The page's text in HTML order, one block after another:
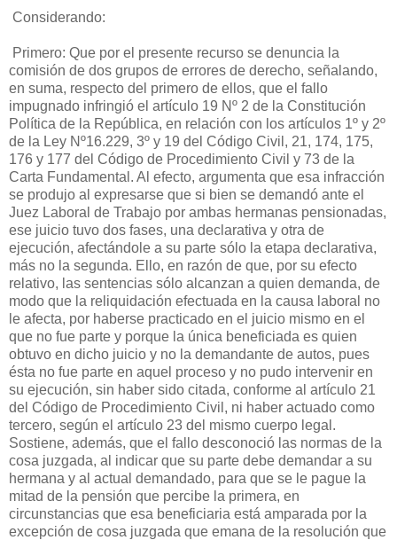
Considerando:
Primero: Que por el presente recurso se denuncia la
comisión de dos grupos de errores de derecho, señalando,
en suma, respecto del primero de ellos, que el fallo
impugnado infringió el artículo 19 Nº 2 de la Constitución
Política de la República, en relación con los artículos 1º y 2º
de la Ley Nº16.229, 3º y 19 del Código Civil, 21, 174, 175,
176 y 177 del Código de Procedimiento Civil y 73 de la
Carta Fundamental. Al efecto, argumenta que esa infracción
se produjo al expresarse que si bien se demandó ante el
Juez Laboral de Trabajo por ambas hermanas pensionadas,
ese juicio tuvo dos fases, una declarativa y otra de
ejecución, afectándole a su parte sólo la etapa declarativa,
más no la segunda. Ello, en razón de que, por su efecto
relativo, las sentencias sólo alcanzan a quien demanda, de
modo que la reliquidación efectuada en la causa laboral no
le afecta, por haberse practicado en el juicio mismo en el
que no fue parte y porque la única beneficiada es quien
obtuvo en dicho juicio y no la demandante de autos, pues
ésta no fue parte en aquel proceso y no pudo intervenir en
su ejecución, sin haber sido citada, conforme al artículo 21
del Código de Procedimiento Civil, ni haber actuado como
tercero, según el artículo 23 del mismo cuerpo legal.
Sostiene, además, que el fallo desconoció las normas de la
cosa juzgada, al indicar que su parte debe demandar a su
hermana y al actual demandado, para que se le pague la
mitad de la pensión que percibe la primera, en
circunstancias que esa beneficiaria está amparada por la
excepción de cosa juzgada que emana de la resolución que